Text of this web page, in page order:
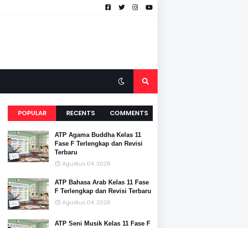
POPULAR RECENTS COMMENTS
ATP Agama Buddha Kelas 11
Fase F Terlengkap dan Revisi
Terbaru
Agustus 04, 2026
ATP Bahasa Arab Kelas 11 Fase
F Terlengkap dan Revisi Terbaru
Agustus 04, 2026
ATP Seni Musik Kelas 11 Fase F